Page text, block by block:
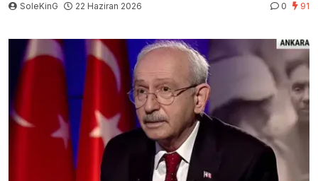
SoleKinG 22 Haziran 2026 0 91